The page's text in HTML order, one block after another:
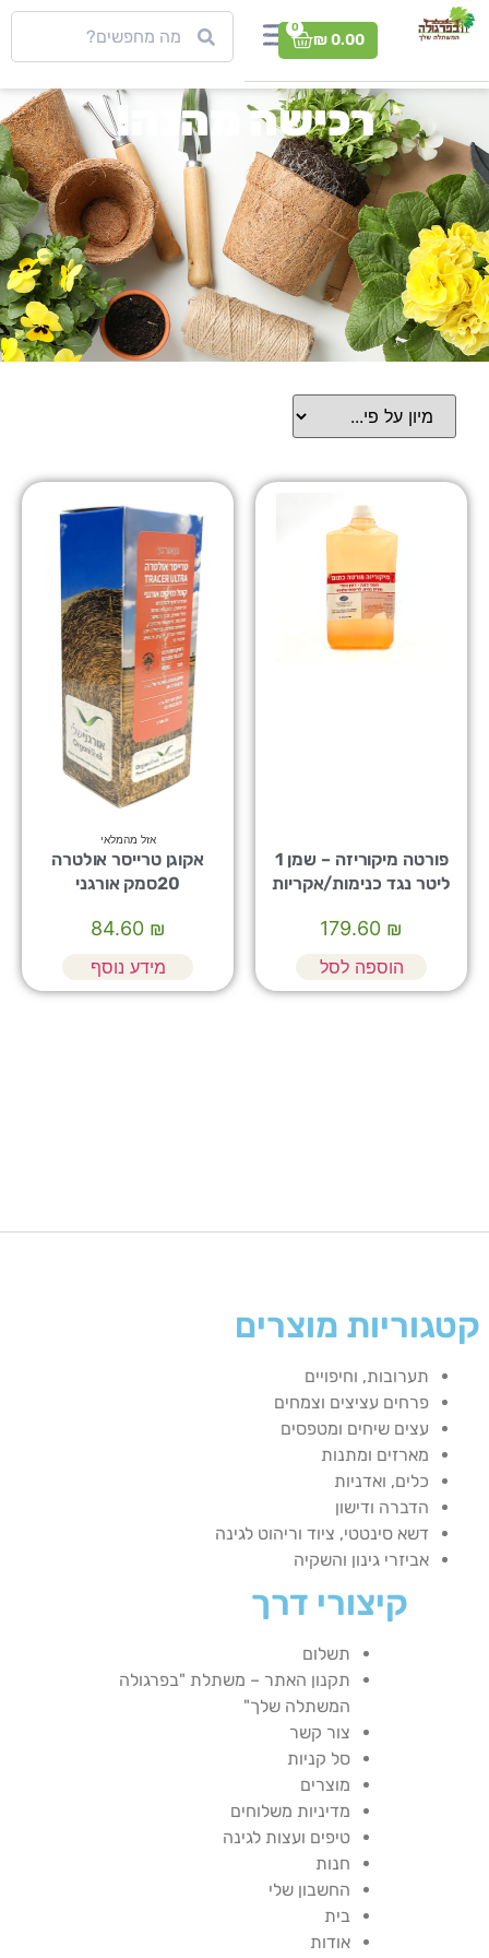
₪0.00
0
רכישה מהנה!
פורטה מיקוריזה – שמן 1
ליטר נגד כנימות/אקריות
₪
הוספה לסל
אזל מהמלאי
אקוגן טרייסר אולטרה
20סמק אורגני
₪
84.60
מידע נוסף
קטגוריות מוצרים
תערובות, וחיפויים
פרחים עציצים וצמחים
עצים שיחים ומטפסים
מארזים ומתנות
כלים, ואדניות
הדברה ודישון
דשא סינטטי, ציוד וריהוט לגינה
אביזרי גינון והשקיה
קיצורי דרך
תשלום
תקנון האתר – משתלת "בפרגולה
המשתלה שלך"
צור קשר
סל קניות
מוצרים
מדיניות משלוחים
טיפים ועצות לגינה
חנות
החשבון שלי
בית
אודות